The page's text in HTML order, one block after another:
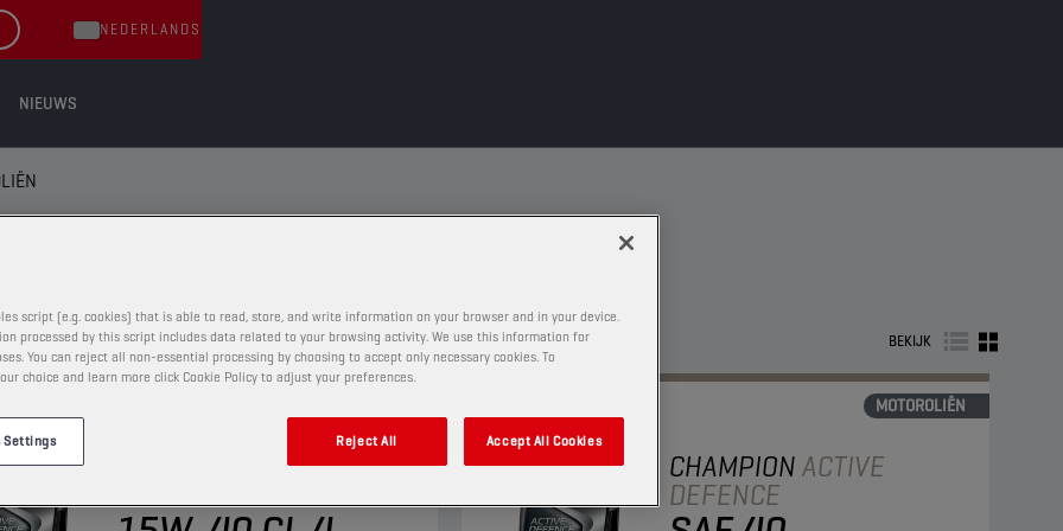
NIEUWS
NEDERLANDS
BEKIJK
ACTIVE
MOTOROLIËN
CHAMPIONACTIVE
DEFENCE
script (e.g. cookies) that is able to read, store, and write information on your browser and in your device.
processed by this script includes data related to your browsing activity. We use this information for
You can reject all non-essential processing by choosing to accept only necessary cookies. To
choice and learn more click Cookie Policy to adjust your preferences.
Settings Reject All Accept All Cookies